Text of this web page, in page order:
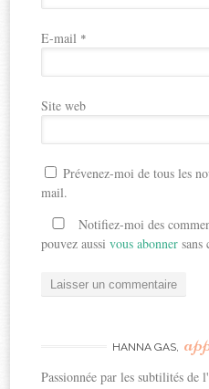
E-mail *
Site web
Prévenez-moi de tous les
mail.
Notifiez-moi des
pouvez aussivous abonner sans
HANNA GAS,
Passionnée par les subtilités de